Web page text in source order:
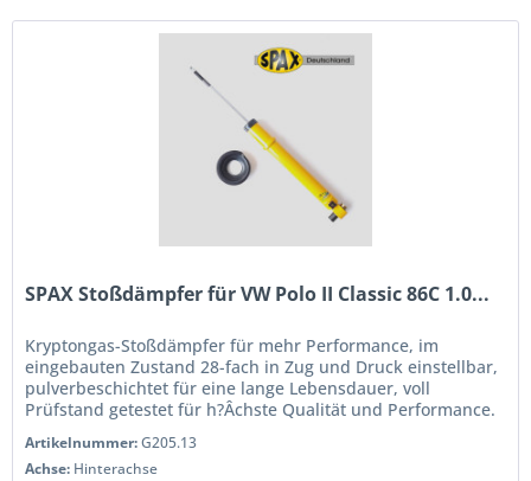
SPAX Stoßdämpfer für VW Polo II Classic 86C 1.0...
Kryptongas-Stoßdämpfer für mehr Performance, im
eingebauten Zustand 28-fach in Zug und Druck einstellbar,
pulverbeschichtet für eine lange Lebensdauer, voll
Prüfstand getestet für h?Âchste Qualität und Performance.
Artikelnummer:G205.13
Achse: Hinterachse